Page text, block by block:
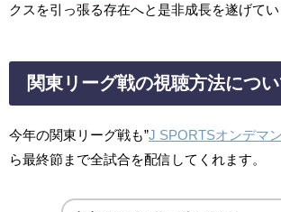
クスを引っ張る存在へと是非成長を遂げてい
関東リーグ戦の視聴方法につ
今年の関東リーグ戦も”J SPORTSオンデマ
ら最終節まで全試合を配信してくれます。